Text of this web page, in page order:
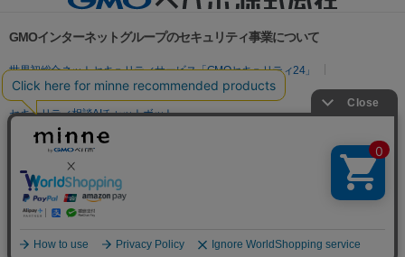
GMOインターネットグループのセキュリティ事業について
世界初総合ネットセキュリティサービス「GMOセキュリティ24」
パスワード漏洩診断
Webサイトリスク診断
セキュリティ相談AIチャットボット
実在証明・盗聴対策
サイバー攻撃対策（GMO Flatt Security）
セキュリティ事業の軌跡